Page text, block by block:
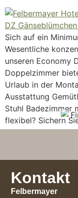
Sich auf ein
Wesentliche
unseren Economy
Doppelzimmer
Urlaub in der
Ausstattung
Stuhl Badezimmer
flexibel? Sichern
Kontakt
Felbermayer